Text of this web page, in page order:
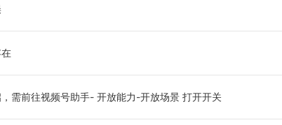
需前往视频号助手- 开放能力-开放场景 打开开关